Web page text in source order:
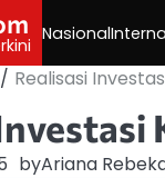
Nasional
Realisasi
byAriana